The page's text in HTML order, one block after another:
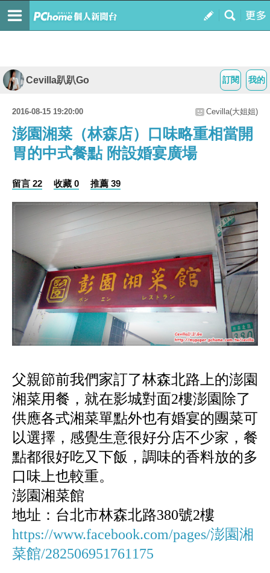
我的
訂閱
Cevilla趴趴Go
2016-08-15 19:20:00 Cevilla(大姐姐)
澎園湘菜（林森店）口味略重相當開
胃的中式餐點 附設婚宴廣場
留言 22 收藏 0 推薦 39
父親節前我們家訂了林森北路上的澎園
湘菜用餐，就在影城對面2樓澎園除了
供應各式湘菜單點外也有婚宴的團菜可
以選擇，感覺生意很好分店不少家，餐
點都很好吃又下飯，調味的香料放的多
口味上也較重。
澎園湘菜館
地址：台北市林森北路380號2樓
https://www.facebook.com/pages/澎園湘
菜館/282506951761175